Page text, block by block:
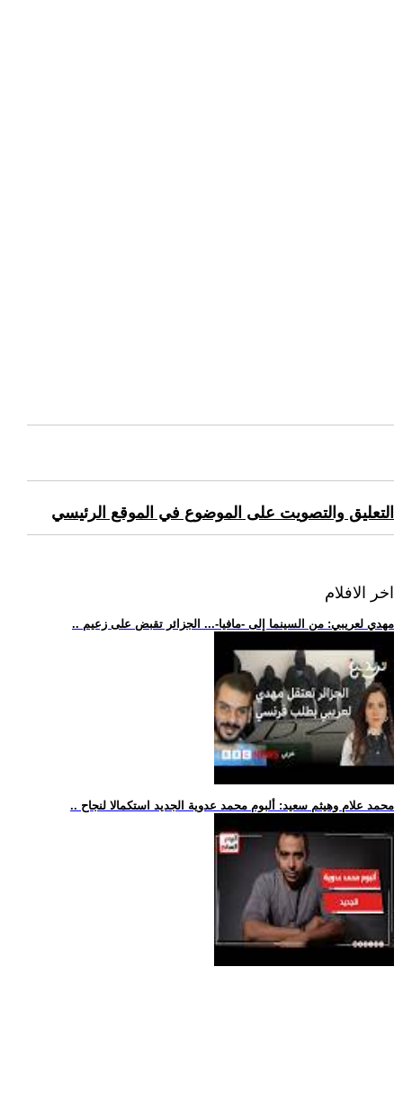
التعليق والتصويت على الموضوع في الموقع الرئيسي
اخر الافلام
.. مهدي لعريبي: من السينما إلى -مافيا-... الجزائر تقبض على زعيم
.. محمد علام وهيثم سعيد: ألبوم محمد عدوية الجديد استكمالا لنجاح